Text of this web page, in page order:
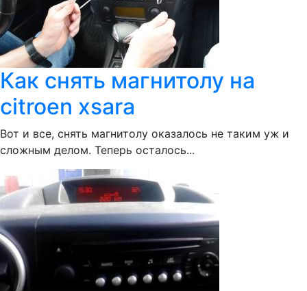
Как снять магнитолу на
citroen xsara
Вот и все, снять магнитолу оказалось не таким уж и
сложным делом. Теперь осталось...